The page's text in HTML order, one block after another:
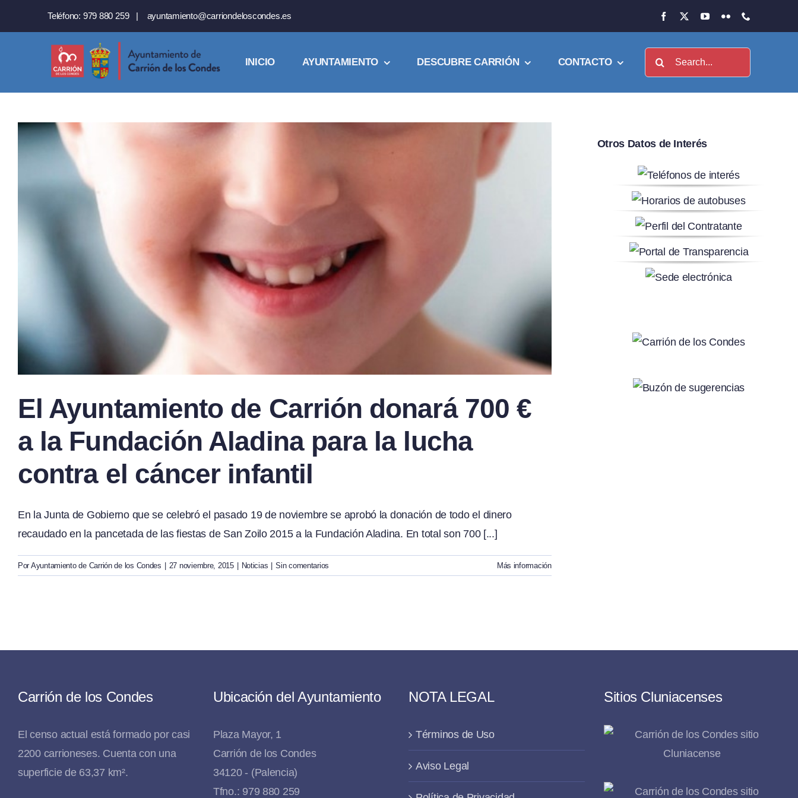
Teléfono: 979 880 259 | ayuntamiento@carriondeloscondes.es
INICIO AYUNTAMIENTO DESCUBRE CARRIÓN CONTACTO Buscar:
El Ayuntamiento de Carrión donará 700 €
a la Fundación Aladina para la lucha
contra el cáncer infantil
En la Junta de Gobierno que se celebró el pasado 19 de noviembre se aprobó la donación de todo el dinero
recaudado en la pancetada de las fiestas de San Zoilo 2015 a la Fundación Aladina. En total son 700 [...]
Por Ayuntamiento de Carrión de los Condes 27 noviembre, 2015 Noticias Sin comentarios Más información
Otros Datos de Interés
Carrión de los Condes
El censo actual está formado por casi
2200 carrioneses. Cuenta con una
superficie de 63,37 km².
Ubicación del Ayuntamiento
Plaza Mayor, 1
Carrión de los Condes
34120 - (Palencia)
Tfno.: 979 880 259
NOTA LEGAL
Términos de Uso
Aviso Legal
Sitios Cluniacenses